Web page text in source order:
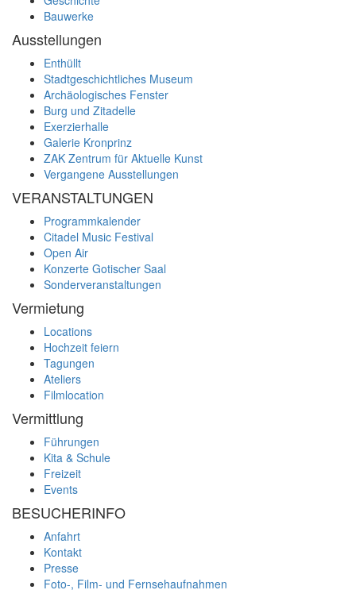
Bauwerke
Ausstellungen
Enthüllt
Stadtgeschichtliches Museum
Archäologisches Fenster
Burg und Zitadelle
Exerzierhalle
Galerie Kronprinz
ZAK Zentrum für Aktuelle Kunst
Vergangene Ausstellungen
VERANSTALTUNGEN
Programmkalender
Citadel Music Festival
Open Air
Konzerte Gotischer Saal
Sonderveranstaltungen
Vermietung
Locations
Hochzeit feiern
Tagungen
Ateliers
Filmlocation
Vermittlung
Führungen
Kita & Schule
Freizeit
Events
BESUCHERINFO
Anfahrt
Kontakt
Presse
Foto-, Film- und Fernsehaufnahmen